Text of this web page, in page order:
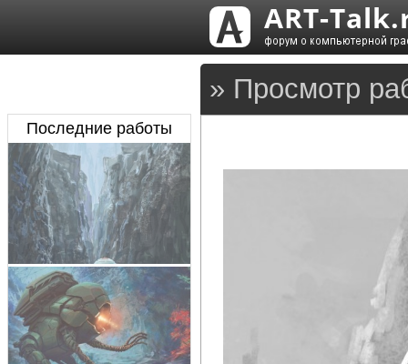
» Просмотр
Последние работы